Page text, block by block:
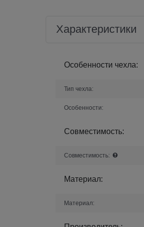
Характеристики
Особенности чехла:
Тип чехла:
Особенности:
Совместимость:
Совместимость:
Материал:
Материал: